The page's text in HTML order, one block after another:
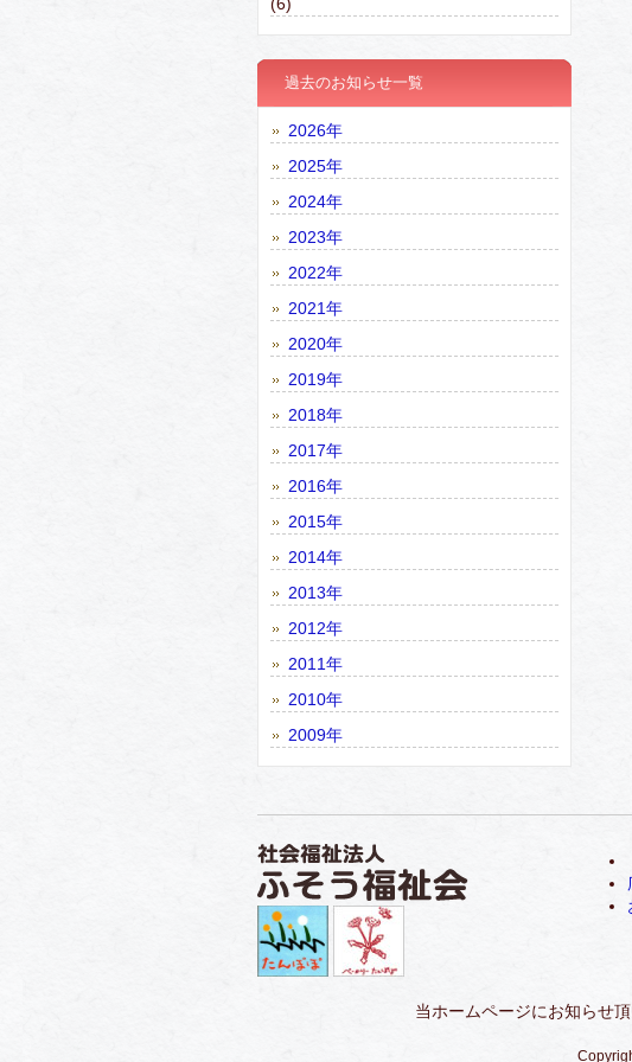
過去のお知らせ一覧
2026年
2025年
2024年
2023年
2022年
2021年
2020年
2019年
2018年
2017年
2016年
2015年
2014年
2013年
2012年
2011年
2010年
2009年
当ホームページにお知らせ